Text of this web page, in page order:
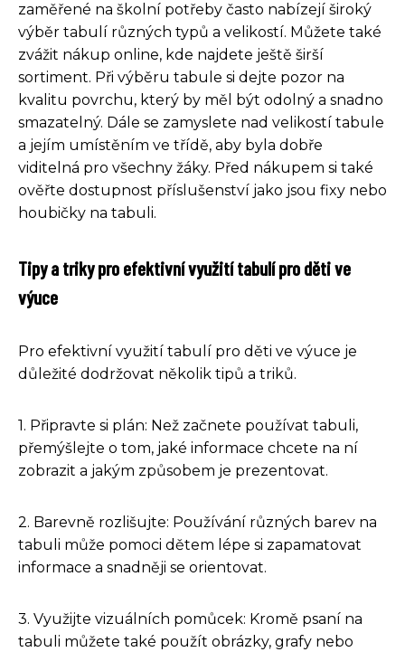
zaměřené na školní potřeby často nabízejí široký
výběr tabulí různých typů a velikostí. Můžete také
zvážit nákup online, kde najdete ještě širší
sortiment. Při výběru tabule si dejte pozor na
kvalitu povrchu, který by měl být odolný a snadno
smazatelný. Dále se zamyslete nad velikostí tabule
a jejím umístěním ve třídě, aby byla dobře
viditelná pro všechny žáky. Před nákupem si také
ověřte dostupnost příslušenství jako jsou fixy nebo
houbičky na tabuli.
Tipy a triky pro efektivní využití tabulí pro děti ve
výuce
Pro efektivní využití tabulí pro děti ve výuce je
důležité dodržovat několik tipů a triků.
1. Připravte si plán: Než začnete používat tabuli,
přemýšlejte o tom, jaké informace chcete na ní
zobrazit a jakým způsobem je prezentovat.
2. Barevně rozlišujte: Používání různých barev na
tabuli může pomoci dětem lépe si zapamatovat
informace a snadněji se orientovat.
3. Využijte vizuálních pomůcek: Kromě psaní na
tabuli můžete také použít obrázky, grafy nebo